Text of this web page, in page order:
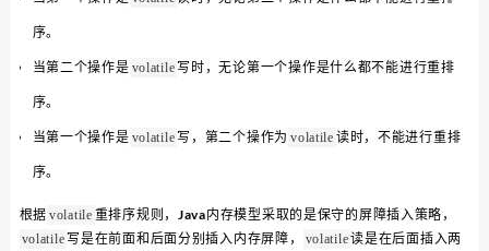
序。
当第二个操作是 volatile 写时，无论第一个操作是什么都不能进行重排
序。
当第一个操作是 volatile 写，第二个操作为 volatile 读时，不能进行重排
序。
根据 volatile 重排序规则，Java内存模型采取的是保守的屏障插入策略，
volatile 写是在前面和后面分别插入内存屏障， volatile读是在后面插入两